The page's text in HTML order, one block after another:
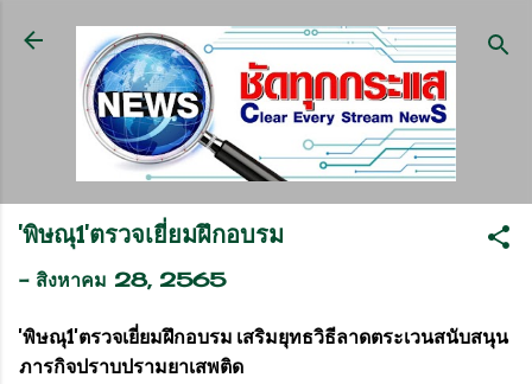
ข้ามไปที่เนื้อหาหลัก
'พิษณุ1'​ตรวจเยี่ยมฝึกอบรม
- สิงหาคม 28, 2565
'พิษณุ1'​ตรวจเยี่ยมฝึกอบรม เสริมยุทธวิธีลาดตระเวนสนับสนุน
ภารกิจปราบปรามยาเสพติด